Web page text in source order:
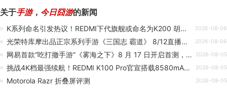
关于手游， 今日囧游的新闻
K系列命名引发热议！REDMI下代旗舰或命名为K200 胡馨心：K110有点怪 2026-08-06
光荣特库摩出品正宗系列手游《三国志 霸道》 8/12直播消息预告 宣布最新强档内容 2026-08-06
网易首款“吃打撤手游”《雾海之下》8 月 17 日开启首测，为删档不计费模式 2026-08-05
挑战4K档最强续航！REDMI K100 Pro官宣搭载8580mAh超大电池 2026-08-05
Motorola Razr 折叠屏评测 2026-08-05